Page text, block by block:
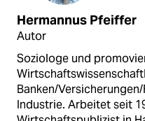
Hermannus Pfeiffer
Autor
Soziologe und
Banken/
Industrie. Arbeitet seit